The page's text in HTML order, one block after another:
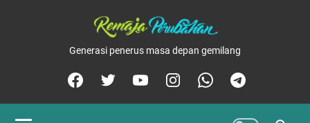
Generasi penerus masa depan gemilang